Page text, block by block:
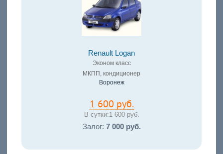
Renault Logan
Эконом класс
МКПП, кондиционер
Воронеж
1 600 руб.
В сутки:1 600 руб.
Залог: 7 000 руб.